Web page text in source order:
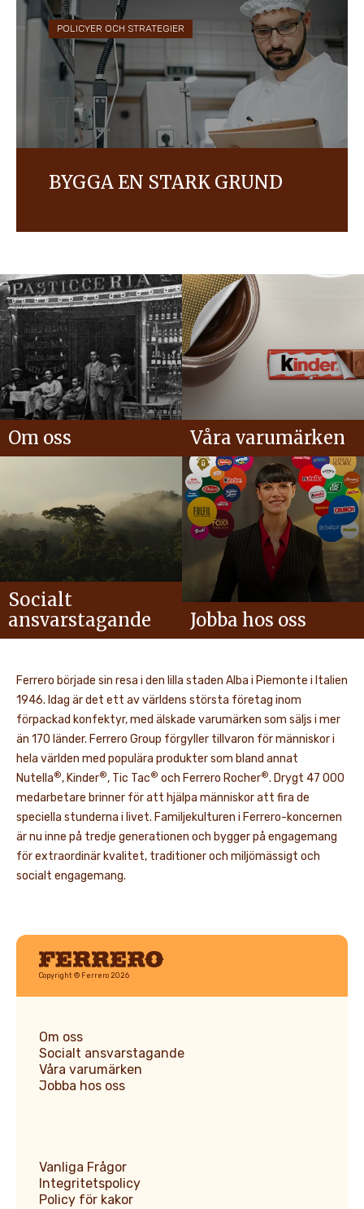
POLICYER OCH STRATEGIER
BYGGA EN STARK GRUND
högsta kvalitet samtidigt som vi värnar om miljön,
bönderna och de lokala samhällen där vi är
verksamma.
Om oss Våra varumärken
Socialt
ansvarstagande
Jobba hos oss
Ferrero började sin resa i den lilla staden Alba i Piemonte i Italien
1946. Idag är det ett av världens största företag inom
förpackad konfektyr, med älskade varumärken som säljs i mer
än 170 länder. Ferrero Group förgyller tillvaron för människor i
hela världen med populära produkter som bland annat
Nutella®, Kinder®, Tic Tac® och Ferrero Rocher®. Drygt 47 000
medarbetare brinner för att hjälpa människor att fira de
speciella stunderna i livet. Familjekulturen i Ferrero-koncernen
är nu inne på tredje generationen och bygger på engagemang
för extraordinär kvalitet, traditioner och miljömässigt och
socialt engagemang.
Ferrero
Copyright © Ferrero 2026
Om oss
Socialt ansvarstagande
Våra varumärken
Jobba hos oss
Vanliga Frågor
Integritetspolicy
Policy för kakor